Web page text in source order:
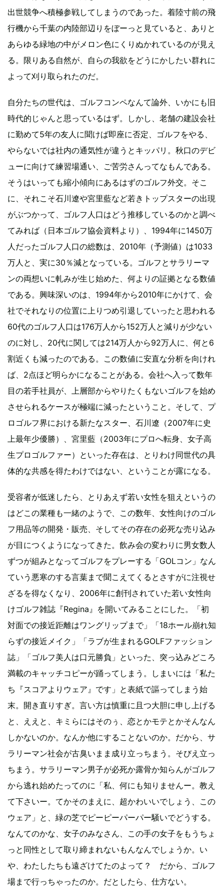
出世競争へ積極参戦してしまうのであった。着陸寸前の飛
行機から千葉の内陸部辺りをぼーっと見ていると、ありと
あらゆる緑地の中がメロン色にくりぬかれているのが見え
る。限りある自然が、自らの我欲をどうにかしたい群れに
よって刈り取られたのだ。
自分たちの世代は、ゴルフコンペなんて論外、いかにも旧
時代的じゃんと思っているはず。しかし、老舗の建設会社
に勤めて5年の友人に聞けば即座に否定、ゴルフをやる、
やらないでは社内の通気性が違うとキッパリ。秋口のデビ
ューに向けて練習場通い、ご苦労さんってなもんである。
そうはいっても縮小傾向にあるはずのゴルフ外交。そこ
に、それこそ石川遼や宮里藍など若きトップスターの出現
がぶつかって、ゴルフ人口はどう推移しているのかと調べ
てみれば（日本ゴルフ協会資料より）、1994年に1450万
人だったゴルフ人口の総数は、2010年（予測値）は1033
万人と、実に30％減となっている。ゴルフとサラリーマ
ンの両想いに軋みが生じ始めた、何よりの証拠となる数値
である。興味深いのは、1994年から2010年にかけて、会
社でそれなりの位置に上りつめ引退していったと思われる
60代のゴルフ人口は176万人から152万人と減りが少ない
のに対し、20代に関しては214万人から92万人に、何と6
割近くも減ったのである。この数値に安直な分析を向けれ
ば、2点ほど明らかになることがある。会社へ入って数年
目の若手社員が、上層部からやりたくもないゴルフを始め
させられるケースが極端に減ったということ。そして、プ
ロゴルフ界における新たなスター、石川遼（2007年に史
上最年少優勝）、宮里藍（2003年にプロへ転身、女子高
生プロゴルファー）といった存在は、とりわけ同世代の具
体的な共感を得たわけではない、ということが露になる。
受容者が低迷したら、とりあえず若い女性を狙えというの
はどこの業種も一緒のようで、この数年、女性向けのゴル
フ用品等の開発・販売、そしてその存在の必死な売り込み
が目につくようになってきた。飲み会の変わりに男女数人
ずつが組みとなってゴルフをプレーする「GOLコン」なん
ていう悪寒のする言葉まで聞こえてくるとさすがに注視せ
ざるを得なくなり、2006年に創刊されていた若い女性向
けゴルフ雑誌『Regina』を開いてみることにした。「初
対面での接近距離はワングリップまで」「18ホール崩れ知
らずの接近メイク」「ラブが生まれるGOLFファッション
誌」「ゴルフ美人は口元勝負」といった、突っ込みどころ
満載のキャッチコピーが踊ってしまう。しまいには「私た
ち『スコアよりウェア』です」と表紙で謳ってしまう始
末。開き直りすぎ。言い方は慎重に且つ大胆に申し上げる
と、ええと、キミらにはそのぅ、恋とかモテとかそんなん
しかないのか。なんか他にすることないのか。だから、サ
ラリーマン社会が古臭いまま成り立っちまう。そびえ立っ
ちまう。サラリーマン男子が必死か露骨か知らんがゴルフ
から逃れ始めたってのに「私、何にも知りませんー。教え
て下さいー。てかそのまえに、超かわいいでしょう、この
ウェア」と、緑の芝でピーピーパーパー騒いでどうする。
なんてのかな、女子のみなさん、この手の女子をもうちょ
っと同性として取り締まれないもんなんでしょうか。い
や、わたしたちも遠ざけてたのよって？ だから、ゴルフ
場まで行っちゃったのか。だとしたら、仕方ない。